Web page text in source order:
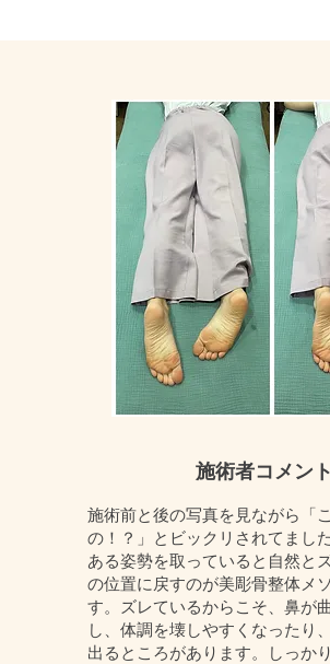
施術前と後の写真を見ながら「
の！？」とビックリされてまし
ある姿勢を取っていると自然と
の位置に戻すのが美彫骨整体メ
す。ズレているからこそ、鼻が
し、体調を壊しやすくなったり
出るところがあります。しっか
​施術者コメント